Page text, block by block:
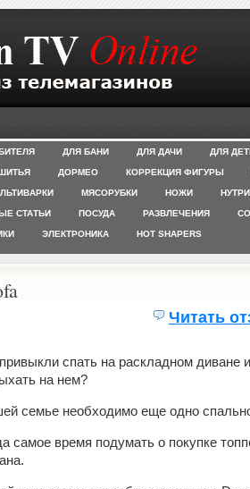
ДЛЯ БАНИ ДЛЯ ДАЧИ ДЛЯ
ДОРМЕО КОРРЕКЦИЯ ФИГУРЫ
МЯСОРУБКИ НОЖИ
СТАТЬИ ПОСУДА РАЗВЛЕЧЕНИЯ
ЭЛЕКТРОНИКА HOT SHAPERS
Читать
спать на раскладном диване
на нем?
семье необходимо еще одно
самое время подумать о покупке